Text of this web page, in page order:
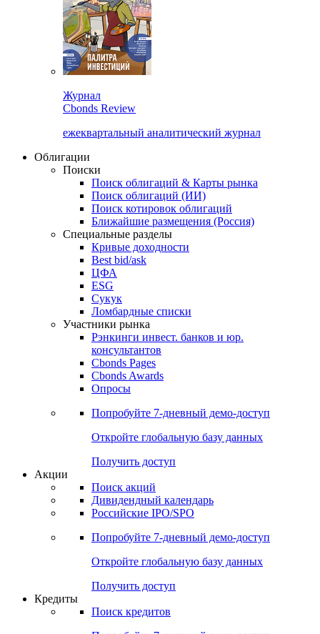
Cbonds Review
ежеквартальный аналитический журнал
Облигации
Поиски
Поиск облигаций & Карты рынка
Поиск облигаций (ИИ)
Поиск котировок облигаций
Ближайшие размещения (Россия)
Специальные разделы
Кривые доходности
Best bid/ask
ЦФА
ESG
Сукук
Ломбардные списки
Участники рынка
Рэнкинги инвест. банков и юр.
Cbonds Pages
Опросы
Попробуйте7-дневный
Откройте глобальную базу данных
Получить доступ
Поиск акций
Российские IPO/SPO
Попробуйте7-дневный
Откройте глобальную базу данных